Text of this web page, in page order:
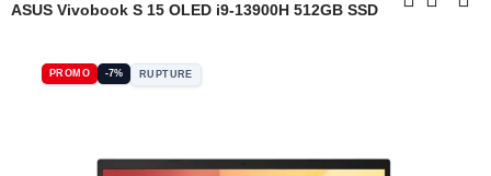
ASUS Vivobook S 15 OLED i9-13900H 512GB SSD
PROMO -7% RUPTURE